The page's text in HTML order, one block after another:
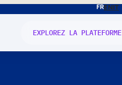
FRENIT
EXPLOREZ LA PLATEFORME